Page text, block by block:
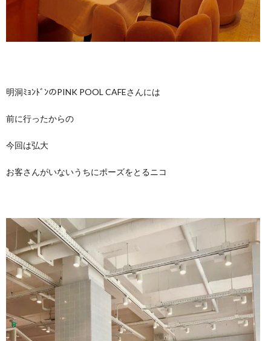
明洞ﾐｮﾝﾄﾞﾝのPINK POOL CAFEさんには
前に行ったからの
今回は弘大
お客さんがいないうちにポーズをとるニコ